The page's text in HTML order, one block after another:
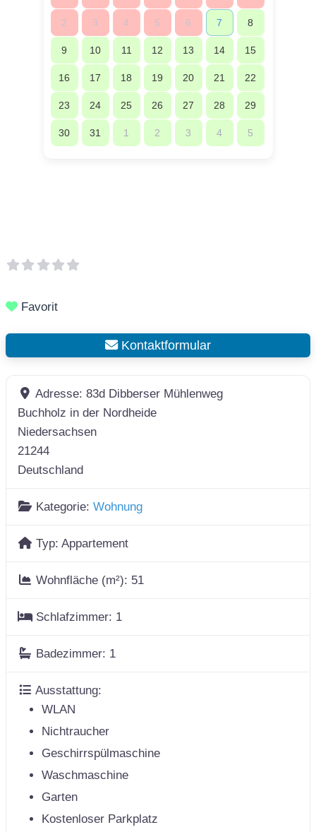
2 3 4 5 6 7 8
9 10 11 12 13 14 15
16 17 18 19 20 21 22
23 24 25 26 27 28 29
30 31 1 2 3 4 5
Favorit
Kontaktformular
Adresse:83d Dibberser Mühlenweg
Buchholz in der Nordheide
Niedersachsen
21244
Deutschland
Kategorie:Wohnung
Typ:Appartement
Wohnfläche (m²): 51
Schlafzimmer: 1
Badezimmer: 1
Ausstattung:
WLAN
Nichtraucher
Geschirrspülmaschine
Waschmaschine
Garten
Kostenloser Parkplatz